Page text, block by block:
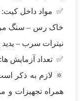
✅ مواد داخل کیت:
خاک رس – سنگ
نیترات سرب – یدید
✅ تعداد آزمایش ها: ۳۹
🔅 لازم به ذکر
همراه تجهیزات و